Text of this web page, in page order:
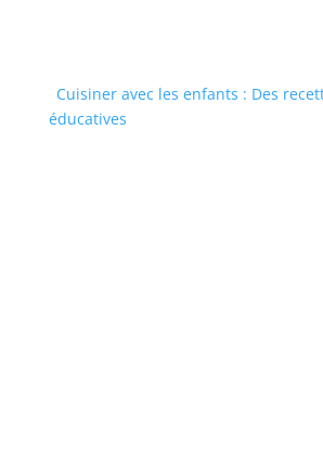
Cuisiner avec les enfants : Des
éducatives